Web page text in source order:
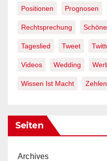
Positionen Prognosen
Rechtsprechung
Tageslied Tweet
Videos Wedding
Wissen Ist Macht
Seiten
Archives